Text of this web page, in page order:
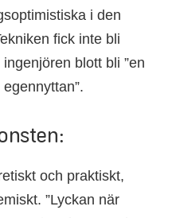
i den
fick inte bli
blott bli ”en
och praktiskt,
”Lyckan när